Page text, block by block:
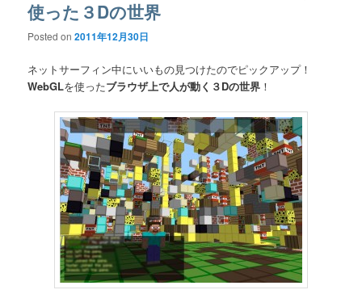
使った３Dの世界
Posted on2011年12月30日
ネットサーフィン中にいいもの見つけたのでピックアップ！
WebGLを使ったブラウザ上で人が動く３Dの世界 ！